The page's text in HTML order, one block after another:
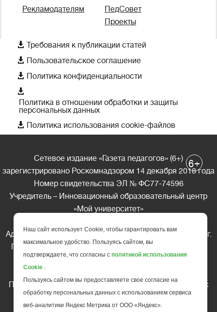
Рекламодателям
ПедСовет
Проекты
 Требования к публикации статей
 Пользовательское соглашение
 Политика конфиденциальности

Политика в отношении обработки и защиты
персональных данных
 Политика использования cookie-файлов
Сетевое издание «Газета педагогов» (6+)
зарегистрировано Роскомнадзором 14 декабря 2018 года
Номер свидетельства ЭЛ № ФС77-74596
Учредитель – Инновационный образовательный центр
«Мой университет»
Адрес редакции: 185035 Россия, Республика Карелия, г.
Петрозаводск, ул. Фридриха Энгельса д.10, офис 211
Телефон редакции: +7 (499) 685-10-45
Перепечатка материалов газеты допускается только c
письменного разрешения редакции
Ссылка на «Газету педагогов» обязательна.
6+
Наш сайт использует Cookie, чтобы гарантировать вам
максимальное удобство. Пользуясь сайтом, вы
подтверждаете, что согласны с политикой использования
Cookie .
Пользуясь сайтом вы предоставляете свое согласие на
обработку персональных данных с использованием сервиса
веб-аналитики Яндекс Метрика от ООО «Яндекс».